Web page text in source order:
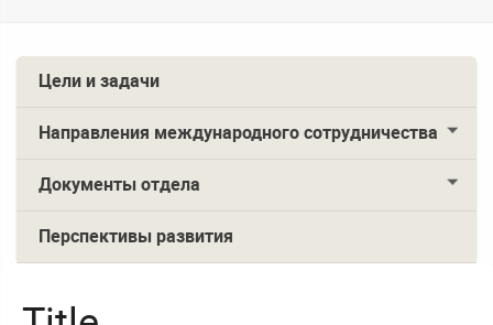
Цели и задачи
Направления международного сотрудничества
Документы отдела
Перспективы развития